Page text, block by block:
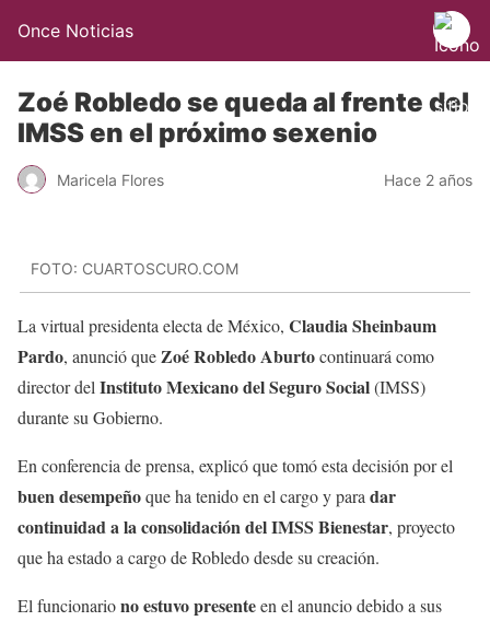
Once Noticias
Zoé Robledo se queda al frente del
IMSS en el próximo sexenio
Maricela Flores Hace 2 años
FOTO: CUARTOSCURO.COM
La virtual presidenta electa de México, Claudia Sheinbaum
Pardo, anunció queZoé Robledo Aburtocontinuará como
director del Instituto Mexicano del Seguro Social(IMSS)
durante su Gobierno.
En conferencia de prensa, explicó que tomó esta decisión por el
buen desempeñoque ha tenido en el cargo y para dar
continuidad a la consolidación del IMSS Bienestar, proyecto
que ha estado a cargo de Robledo desde su creación.
El funcionariono estuvo presenteen el anuncio debido a sus